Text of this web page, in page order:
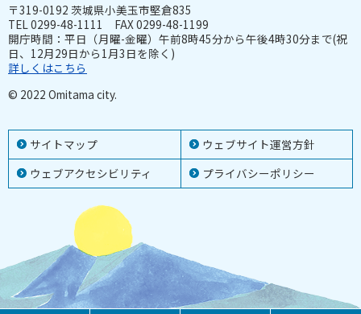
サイトマップ
ウェブサイト運営方針
ウェブアクセシビリティ
プライバシーポリシー
〒319-0192 茨城県小美玉市堅倉835
TEL 0299-48-1111 FAX 0299-48-1199
開庁時間：平日（月曜-金曜）午前8時45分から午後4時30分まで(祝
日、12月29日から1月3日を除く)
詳しくはこちら
© 2022 Omitama city.